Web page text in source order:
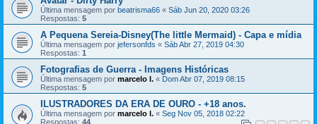
Última mensagem por beatrisma66 « Sáb Jun 20, 2020 03:26
Respostas: 5
A Pequena Sereia-Disney(The little Mermaid) - Capa e mídia
Última mensagem por jefersonfds « Sáb Abr 27, 2019 04:30
Respostas: 1
Fotografias de Guerra - Imagens Históricas
Última mensagem por marcelo l. « Dom Abr 07, 2019 08:15
Respostas: 5
ILUSTRADORES DA ERA DE OURO - +18 anos.
Última mensagem por marcelo l. « Seg Nov 05, 2018 02:22
Respostas: 44